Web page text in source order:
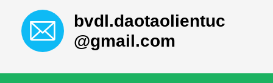
bvdl.daotaolientuc
@gmail.com